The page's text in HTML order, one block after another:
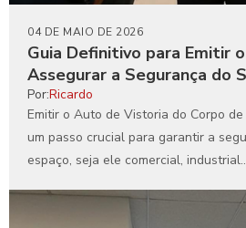
Guia Definitivo para Emitir
Assegurar a Segurança do
04 DE MAIO DE 2026
Por:Ricardo
Emitir o Auto de Vistoria do Corpo de
um passo crucial para garantir a
espaço, seja ele comercial,